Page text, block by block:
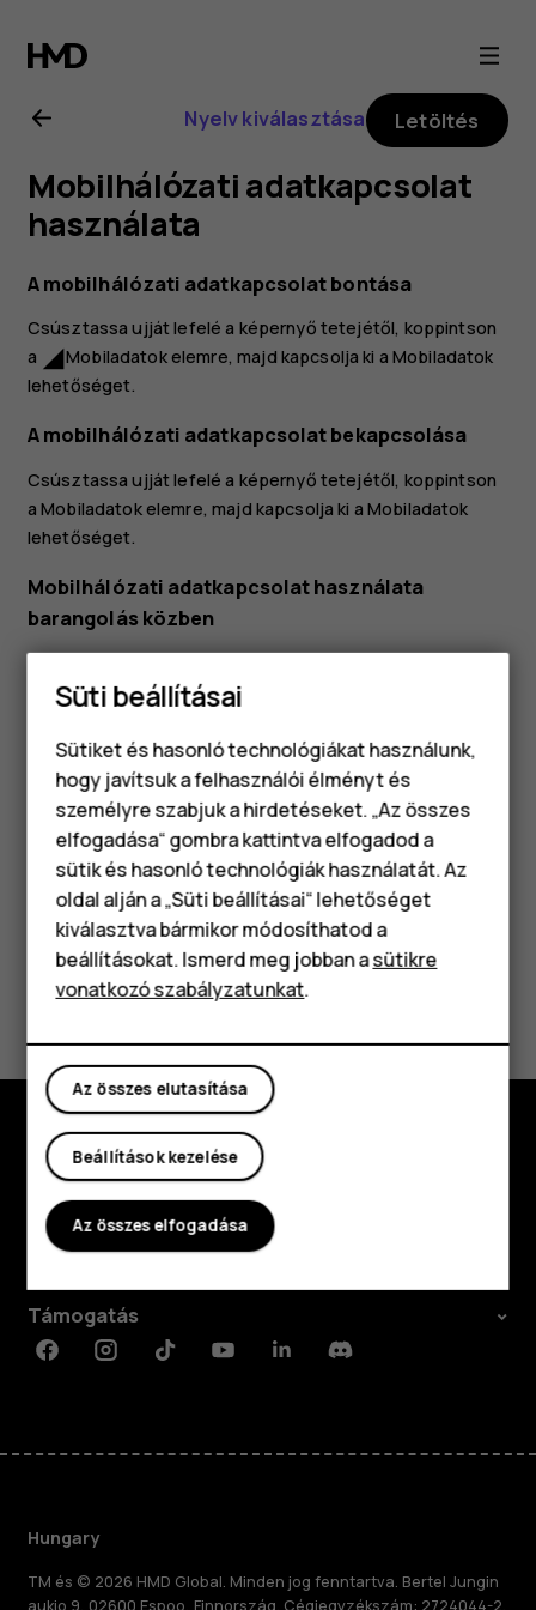
Nokia
2.1
felhasználói
kézikönyv
Okostelefonok
Klasszikus telefonok
Tartozékok
Táblagépek
Nyelv kiválasztása Letöltés
Mobilhálózati adatkapcsolat
használata
A mobilhálózati adatkapcsolat bontása
Csúsztassa ujját lefelé a képernyő tetejétől, koppintson
a network_cellMobiladatokelemre, majd kapcsolja ki a Mobiladatok
lehetőséget.
A mobilhálózati adatkapcsolat bekapcsolása
Csúsztassa ujját lefelé a képernyő tetejétől, koppintson
aMobiladatokelemre, majd kapcsolja ki a Mobiladatok
lehetőséget.
Mobilhálózati adatkapcsolat használata
barangolás közben
Koppintson a
Mobilhálózatlehetőségre, majd kapcsolja az
Tipp:
Az adatforgalom követéséhez koppintson a
Beállítások
Hálózat és internet
Adathasználat
lehetőségre.
Hasznosnak találtad?
Igen Nem
Fedezd fel
Rólunk
Támogatás
FacebookInstagramTiktokYoutubeLinkedinDiscord
Hungary
TM és © 2026 HMD Global. Minden jog fenntartva. Bertel Jungin
Süti beállításai
Sütiket és hasonló technológiákat használunk,
hogy javítsuk a felhasználói élményt és
személyre szabjuk a hirdetéseket. „Az összes
elfogadása“ gombra kattintva elfogadod a
sütik és hasonló technológiák használatát. Az
oldal alján a „Süti beállításai“ lehetőséget
kiválasztva bármikor módosíthatod a
beállításokat. Ismerd meg jobban asütikre
vonatkozó szabályzatunkat.
Az összes elutasítása
Beállítások kezelése
Az összes elfogadása